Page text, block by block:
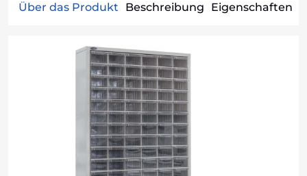
Über das Produkt Beschreibung Eigenschaften